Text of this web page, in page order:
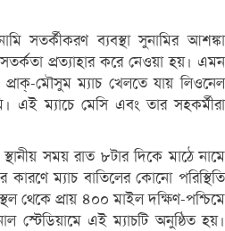
সতর্কীকরণ ব্যবস্থা সুনামির আশঙ্কা
প্রত্যাহার করে নেওয়া হয়। এমন
প্রাক্‌-মৌসুম ম্যাচ খেলতে যায় লিওনেল
এই ম্যাচে মেসি এবং তার সহকর্মীরা
সময় রাত ৮টার দিকে মাঠে নামে
কারণে ম্যাচ বাতিলের কোনো পরিস্থিতি
থেকে প্রায় ৪০০ মাইল দক্ষিণ-পশ্চিমে
স্টেডিয়ামে এই ম্যাচটি অনুষ্ঠিত হয়।